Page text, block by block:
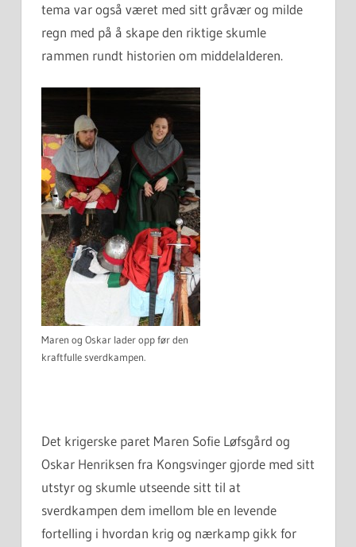
tema var også været med sitt gråvær og milde
regn med på å skape den riktige skumle
rammen rundt historien om middelalderen.
Maren og Oskar lader opp før den
kraftfulle sverdkampen.
Det krigerske paret Maren Sofie Løfsgård og
Oskar Henriksen fra Kongsvinger gjorde med sitt
utstyr og skumle utseende sitt til at
sverdkampen dem imellom ble en levende
fortelling i hvordan krig og nærkamp gikk for